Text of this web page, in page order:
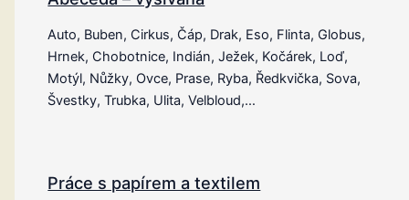
Auto, Buben, Cirkus, Čáp, Drak, Eso, Flinta, Globus,
Hrnek, Chobotnice, Indián, Ježek, Kočárek, Loď,
Motýl, Nůžky, Ovce, Prase, Ryba, Ředkvička, Sova,
Švestky, Trubka, Ulita, Velbloud,…
Práce s papírem a textilem